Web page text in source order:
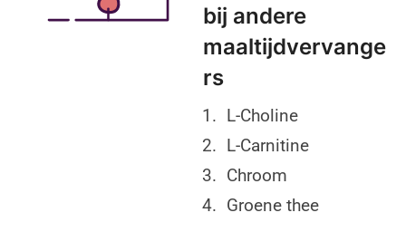
bij andere
maaltijdvervange
rs
L-Choline
L-Carnitine
Chroom
Groene thee